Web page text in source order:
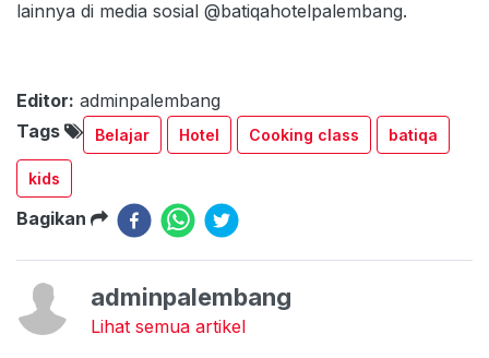
lainnya di media sosial @batiqahotelpalembang.
Editor: adminpalembang
Tags
Belajar Hotel Cooking class batiqa
kids
Bagikan
adminpalembang
Lihat semua artikel